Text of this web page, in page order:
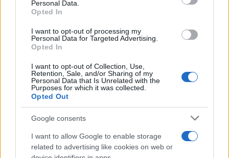
Personal Data.
Opted In
I want to opt-out of processing my
Personal Data for Targeted Advertising.
Opted In
I want to opt-out of Collection, Use,
Retention, Sale, and/or Sharing of my
Personal Data that Is Unrelated with the
Purposes for which it was collected.
Opted Out
Google consents
I want to allow Google to enable storage
related to advertising like cookies on web or
FLASH FOCUS